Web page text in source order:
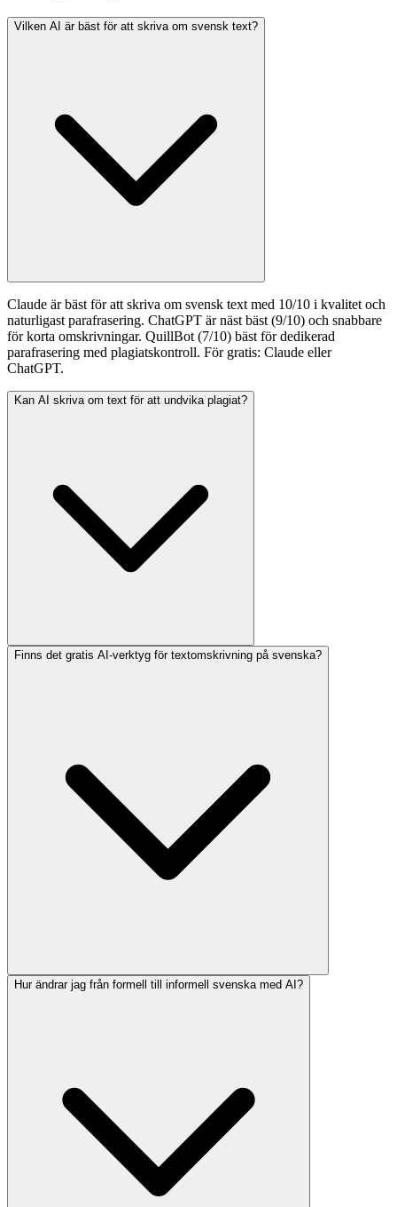
Vilken AI är bäst för att skriva om svensk text?
Claude är bäst för att skriva om svensk text med 10/10 i kvalitet och
naturligast parafrasering. ChatGPT är näst bäst (9/10) och snabbare
för korta omskrivningar. QuillBot (7/10) bäst för dedikerad
parafrasering med plagiatskontroll. För gratis: Claude eller
ChatGPT.
Kan AI skriva om text för att undvika plagiat?
Finns det gratis AI-verktyg för textomskrivning på svenska?
Hur ändrar jag från formell till informell svenska med AI?